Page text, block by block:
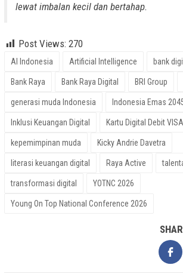
lewat imbalan kecil dan bertahap.
Post Views: 270
AI Indonesia Artificial Intelligence bank
Bank Raya Bank Raya Digital BRI Group
generasi muda Indonesia Indonesia Emas
Inklusi Keuangan Digital Kartu Digital Debit
kepemimpinan muda Kicky Andrie Davetra
literasi keuangan digital Raya Active
transformasi digital YOTNC 2026
Young On Top National Conference 2026